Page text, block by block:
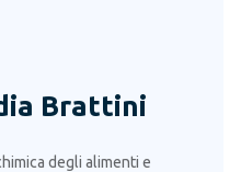
Brattini
degli alimenti e